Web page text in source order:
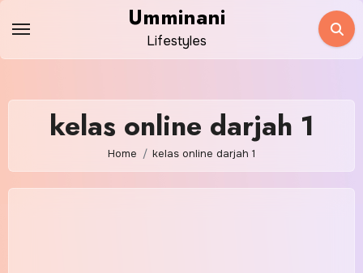
content
Umminani
Lifestyles
kelas online darjah 1
Home kelas online darjah 1